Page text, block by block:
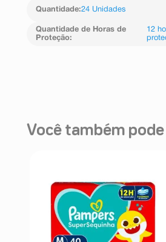
Quantidade:24 Unidades
Quantidade de Horas de
Proteção:
12
Você também